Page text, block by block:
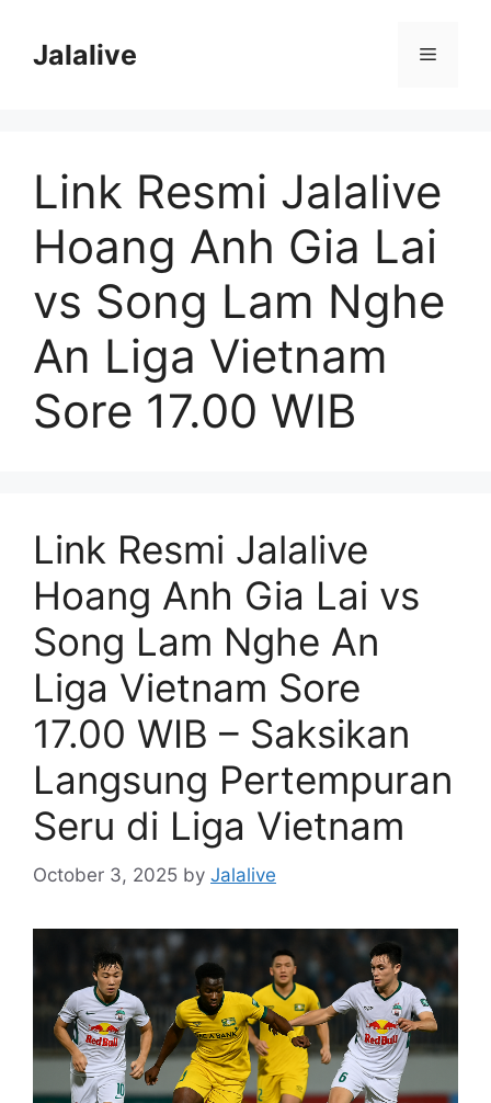
contentJalalive Menu
Link Resmi Jalalive
Hoang Anh Gia Lai
vs Song Lam Nghe
An Liga Vietnam
Sore 17.00 WIB
Link Resmi Jalalive
Hoang Anh Gia Lai vs
Song Lam Nghe An
Liga Vietnam Sore
17.00 WIB – Saksikan
Langsung Pertempuran
Seru di Liga Vietnam
October 3, 2025 by Jalalive